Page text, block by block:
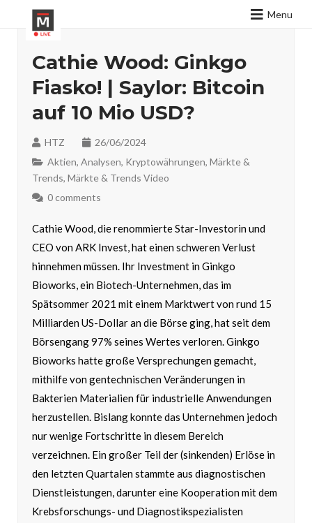
Menu
Cathie Wood: Ginkgo
Fiasko! | Saylor: Bitcoin
auf 10 Mio USD?
HTZ
26/06/2024
Aktien, Analysen, Kryptowährungen, Märkte &
Trends, Märkte & Trends Video
0 comments
Cathie Wood, die renommierte Star-Investorin und
CEO von ARK Invest, hat einen schweren Verlust
hinnehmen müssen. Ihr Investment in Ginkgo
Bioworks, ein Biotech-Unternehmen, das im
Spätsommer 2021 mit einem Marktwert von rund 15
Milliarden US-Dollar an die Börse ging, hat seit dem
Börsengang 97% seines Wertes verloren. Ginkgo
Bioworks hatte große Versprechungen gemacht,
mithilfe von gentechnischen Veränderungen in
Bakterien Materialien für industrielle Anwendungen
herzustellen. Bislang konnte das Unternehmen jedoch
nur wenige Fortschritte in diesem Bereich
verzeichnen. Ein großer Teil der (sinkenden) Erlöse in
den letzten Quartalen stammte aus diagnostischen
Dienstleistungen, darunter eine Kooperation mit dem
Krebsforschungs- und Diagnostikspezialisten